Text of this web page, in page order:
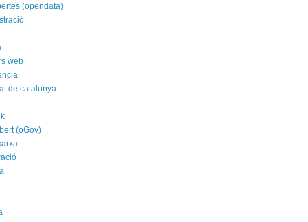
(opendata)
web
de catalunya
(oGov)